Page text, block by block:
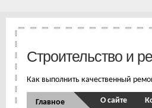
Строительство и
Как выполнить качественный
Главное
О сайте